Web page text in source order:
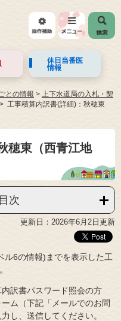
休日当番医
情報
との情報 >
上下水道局の入札・契
工事積算内訳書(詳細)：秋穂東
穂東（西青江地
次
更新日：2026年6月2日更新
ル6の情報)までを表示した工
訳書パスワード照会の方
ム（下記「メールでのお問
し、送信してください。